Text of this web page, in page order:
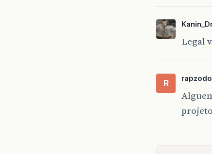
Legal
R